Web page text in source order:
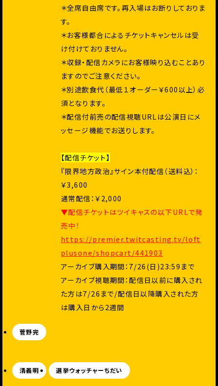
＊全席自由席です。再入場はお断りしておりま
す。
＊お客様都合によるチケットキャンセルは受
け付けておりません。
＊収録・配信カメラにお客様映り込むことあり
ますのでご注意ください。
＊別途飲食代（最低１オーダー￥600以上）必
須となります。
＊配信付前売の配信視聴URLは公演日にメ
ッセージ機能でお送りします。
【配信チケット】
『限界地方政治』サイン本付配信（送料込）：
￥3,600
通常配信：￥2,000
▼配信チケットはツイキャスの以下URLで発
売中！
https://premier.twitcasting.tv/loft
plusone/shopcart/441903
アーカイブ購入期間：7/26(日)23:59まで
アーカイブ視聴期間：配信日以前に購入され
た方は7/26まで/配信日以降購入された方
は購入日から2週間
菅野完
清義明 選挙ウォッチャーちだい